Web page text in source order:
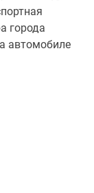
города
автомобиле